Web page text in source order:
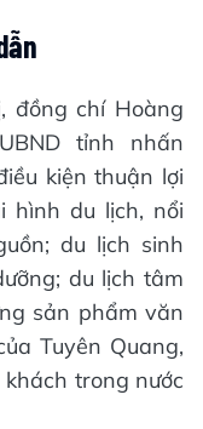
đồng chí Hoàng
tỉnh nhấn
kiện thuận lợi
hình du lịch, nổi
du lịch sinh
du lịch tâm
sản phẩm văn
Tuyên Quang,
trong nước